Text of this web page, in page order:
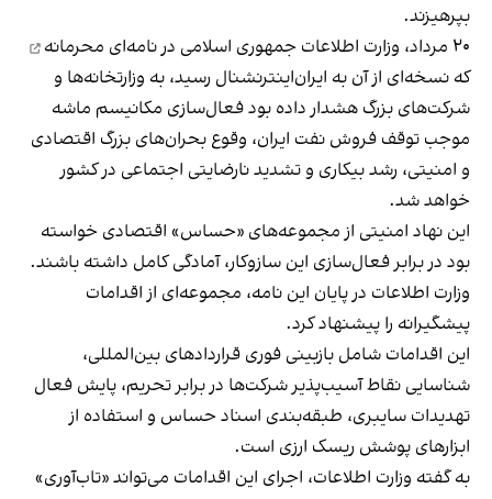
بپرهیزند.
۲۰ مرداد، وزارت اطلاعات جمهوری اسلامی در
نامه‌ای محرمانه
که نسخه‌‌ای از آن به ایران‌اینترنشنال رسید، به وزارتخانه‌ها و
شرکت‌های بزرگ هشدار داده بود فعال‌سازی مکانیسم ماشه
موجب توقف فروش نفت ایران، وقوع بحران‌های بزرگ اقتصادی
و امنیتی، رشد بیکاری و تشدید نارضایتی اجتماعی در کشور
خواهد شد.
این نهاد امنیتی از مجموعه‌های «حساس» اقتصادی خواسته
بود در برابر فعال‌سازی این سازوکار، آمادگی کامل داشته باشند.
وزارت اطلاعات در پایان این نامه، مجموعه‌ای از اقدامات
پیشگیرانه را پیشنهاد کرد.
این اقدامات شامل بازبینی فوری قراردادهای بین‌المللی،
شناسایی نقاط آسیب‌پذیر شرکت‌ها در برابر تحریم، پایش فعال
تهدیدات سایبری، طبقه‌بندی اسناد حساس و استفاده از
ابزارهای پوشش ریسک ارزی است.
به گفته وزارت اطلاعات، اجرای این اقدامات می‌تواند «تاب‌آوری»